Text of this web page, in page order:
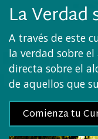
La Verdad
A través de este
la verdad sobre
directa sobre el
de aquellos que
Comienza tu